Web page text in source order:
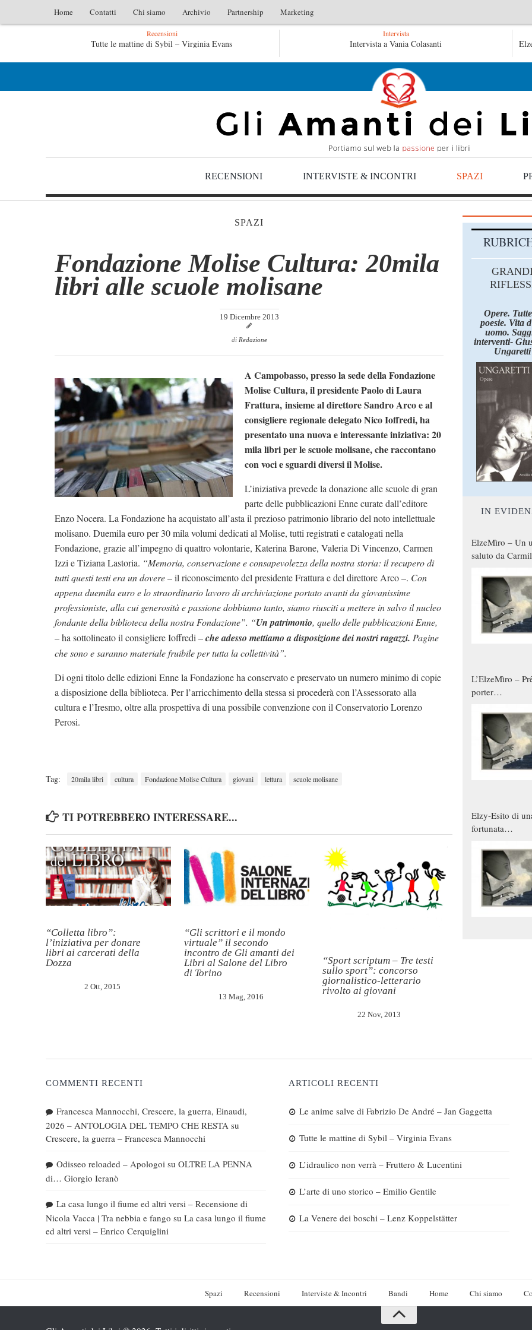
Home Contatti Chi siamo Archivio Partnership Marketing
Recensioni
Tutte le mattine di Sybil – Virginia Evans L’idraulico non verrà – Fruttero & Lucentini Le anime salve di
L’idraulico non verrà – Fruttero & Lucentini
Intervista
Intervista a Vania Colasanti
RECENSIONI INTERVISTE & INCONTRI SPAZI
SPAZI
Fondazione Molise Cultura: 20mila
libri alle scuole molisane
19 Dicembre 2013
di Redazione
A Campobasso, presso la sede della Fondazione
Molise Cultura, ilpresidente Paolo di Laura
Frattura, insieme al direttore Sandro Arco e al
consigliere regionale delegato Nico Ioffredi, ha
presentato una nuova e interessante iniziativa: 20
mila libri per le scuole molisane, che raccontano
con voci e sguardi diversi il Molise.
L’iniziativa prevede la donazione alle scuole di gran
parte delle pubblicazioni Enne curate dall’editore
Enzo Nocera. La Fondazione ha acquistato all’asta il prezioso patrimonio librario del noto intellettuale
molisano. Duemila euro per 30 mila volumi dedicati al Molise, tutti registrati e catalogati nella
Fondazione, grazie all’impegno di quattro volontarie, Katerina Barone, Valeria Di Vincenzo, Carmen
Izzi e Tiziana Lastoria. “Memoria, conservazione e consapevolezza della nostra storia: il recupero di
tutti questi testi era un dovere– il riconoscimento del presidente Frattura e del direttore Arco –. Con
appena duemila euro e lo straordinario lavoro di archiviazione portato avanti da giovanissime
professioniste, alla cui generosità e passione dobbiamo tanto, siamo riusciti a mettere in salvo il nucleo
fondante della biblioteca della nostra Fondazione”. “Un patrimonio, quello delle pubblicazioni Enne,
– ha sottolineato il consigliere Ioffredi –che adesso mettiamo a disposizione dei nostri ragazzi. Pagine
che sono e saranno materiale fruibile per tutta la collettività”.
Di ogni titolo delle edizioni Enne la Fondazione ha conservato e preservato un numero minimo di copie
a disposizione della biblioteca. Per l’arricchimento della stessa si procederà con l’Assessorato alla
cultura e l’Iresmo, oltre alla prospettiva di una possibile convenzione con il Conservatorio Lorenzo
Perosi.
Tag: 20mila libri cultura Fondazione Molise Cultura giovani lettura scuole molisane
TI POTREBBERO INTERESSARE...
“Colletta libro”:
l’iniziativa per donare
libri ai carcerati della
Dozza
2 Ott, 2015
“Gli scrittori e il mondo
virtuale” il secondo
incontro de Gli amanti dei
Libri al Salone del Libro
di Torino
13 Mag, 2016
“Sport scriptum – Tre testi
sullo sport”: concorso
giornalistico-letterario
rivolto ai giovani
22 Nov, 2013
Opere.
poesie. Vita
uomo.
interventi-
Ungaretti
IN
ElzeMìro – Un
saluto da
qualche modo
donne
L’ElzeMìro –
porter
Elzy-Esito di
fortunata
COMMENTI RECENTI
Francesca Mannocchi, Crescere, la guerra, Einaudi,
2026 – ANTOLOGIA DEL TEMPO CHE RESTA su
Crescere, la guerra – Francesca Mannocchi
Odisseo reloaded – Apologoi su OLTRE LA PENNA
di… Giorgio Ieranò
La casa lungo il fiume ed altri versi – Recensione di
Nicola Vacca | Tra nebbia e fango su La casa lungo il fiume
ed altri versi – Enrico Cerquiglini
ARTICOLI RECENTI
Le anime salve di Fabrizio De André – Jan Gaggetta
Tutte le mattine di Sybil – Virginia Evans
L’idraulico non verrà – Fruttero & Lucentini
L’arte di uno storico – Emilio Gentile
La Venere dei boschi – Lenz Koppelstätter
Spazi Recensioni Interviste & Incontri Bandi Home Chi siamo